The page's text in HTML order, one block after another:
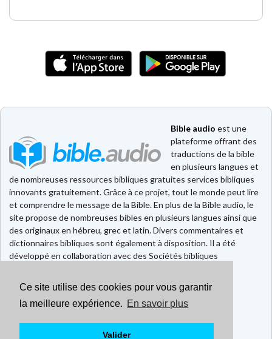
Ce site utilise des cookies pour vous garantir
la meilleure expérience. En savoir plus
Valider
Bible audio est une
plateforme offrant des
traductions de la bible
en plusieurs langues et
de nombreuses ressources bibliques gratuites services bibliques
innovants gratuitement. Grâce à ce projet, tout le monde peut lire
et comprendre le message de la Bible. En plus de la Bible audio, le
site propose de nombreuses bibles en plusieurs langues ainsi que
des originaux en hébreu, grec et latin. Divers commentaires et
dictionnaires bibliques sont également à disposition. Il a été
développé en collaboration avec des Sociétés bibliques
Faire un don
Contact